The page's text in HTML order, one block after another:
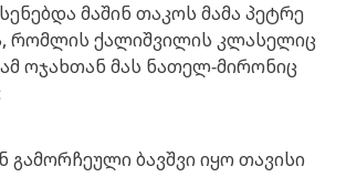
მაშინ თაკოს მამა პეტრე
რომლის ქალიშვილის კლასელიც
ოჯახთან მას ნათელ-მირონიც
გამორჩეული ბავშვი იყო თავისი